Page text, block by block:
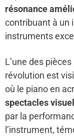
résonance
contribuant à un
instruments
L’une des
révolution est
où le piano en
spectacles
par la
l’instrument,